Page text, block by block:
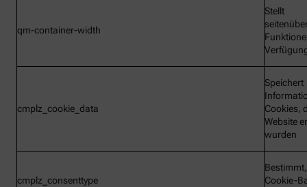
qm-container-width
Stellt
cmplz_cookie_data
Speichert
Cookies,
Website
wurden
cmplz_consenttype
Cookie-